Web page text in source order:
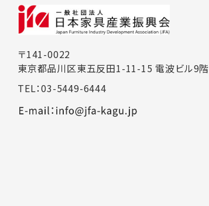
〒141-0022
東京都品川区東五反田1-11-15 電波ビル9階
TEL：03-5449-6444